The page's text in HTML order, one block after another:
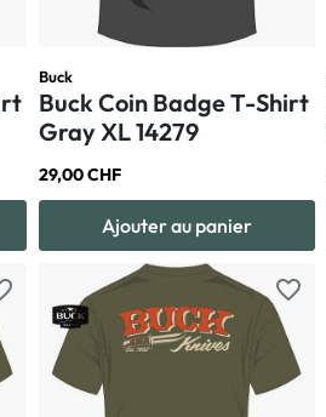
Buck
Buck Coin Badge T-Shirt
Gray XL 14279
29,00 CHF
Ajouter au panier
favorite_border